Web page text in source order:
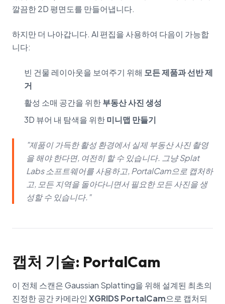
깔끔한 2D 평면도를 만들어냅니다.
하지만 더 나아갑니다. AI 편집을 사용하여 다음이 가능합
니다:
빈 건물 레이아웃을 보여주기 위해 모든 제품과 선반 제
거
활성 소매 공간을 위한부동산 사진 생성
3D 뷰어 내 탐색을 위한미니맵 만들기
"제품이 가득한 활성 환경에서 실제 부동산 사진 촬영
을 해야 한다면, 여전히 할 수 있습니다. 그냥 Splat
Labs 소프트웨어를 사용하고, PortalCam으로 캡처하
고, 모든 지역을 돌아다니면서 필요한 모든 사진을 생
성할 수 있습니다."
캡처 기술: PortalCam
이 전체 스캔은 Gaussian Splatting을 위해 설계된 최초의
진정한 공간 카메라인 XGRIDS PortalCam으로 캡처되